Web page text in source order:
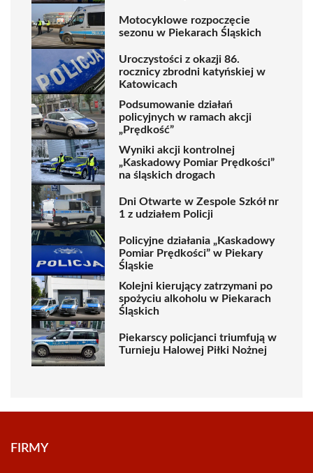
Motocyklowe rozpoczęcie
sezonu w Piekarach Śląskich
Uroczystości z okazji 86.
rocznicy zbrodni katyńskiej w
Katowicach
Podsumowanie działań
policyjnych w ramach akcji
„Prędkość”
Wyniki akcji kontrolnej
„Kaskadowy Pomiar Prędkości”
na śląskich drogach
Dni Otwarte w Zespole Szkół nr
1 z udziałem Policji
Policyjne działania „Kaskadowy
Pomiar Prędkości” w Piekary
Śląskie
Kolejni kierujący zatrzymani po
spożyciu alkoholu w Piekarach
Śląskich
Piekarscy policjanci triumfują w
Turnieju Halowej Piłki Nożnej
FIRMY